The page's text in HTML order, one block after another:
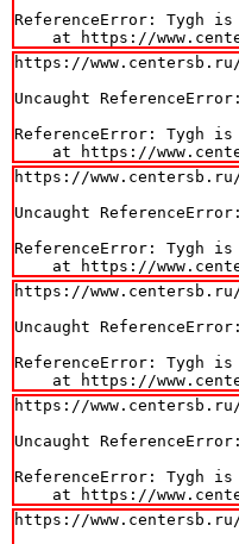
ReferenceError: Tygh
at https://
https://
Uncaught
ReferenceError: Tygh
at https://
https://
Uncaught
ReferenceError: Tygh
at https://
https://
Uncaught
ReferenceError: Tygh
at https://
https://
Uncaught
ReferenceError: Tygh
at https://
https://